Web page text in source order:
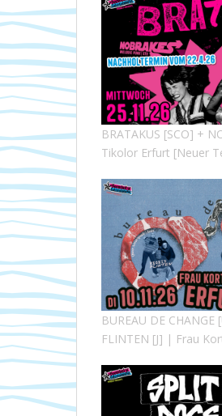
BRATAKUS [SCO] +
Tikolor Erfurt [Neuer
BUREAU DE CHANGE
FLINTEN [J] | Frau